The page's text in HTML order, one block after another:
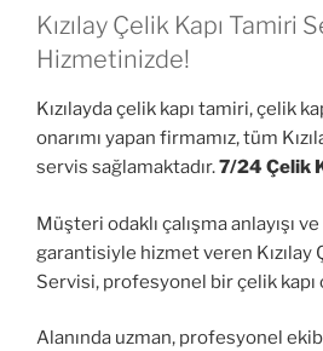
Kızılay Çelik Kapı Tamiri
Hizmetinizde!
Kızılayda çelik kapı tamiri, çelik
onarımı yapan firmamız, tüm
servis sağlamaktadır.7/24 Çelik
Müşteri odaklı çalışma anlayışı
garantisiyle hizmet veren Kızılay
Servisi, profesyonel bir çelik kapı
Alanında uzman, profesyonel